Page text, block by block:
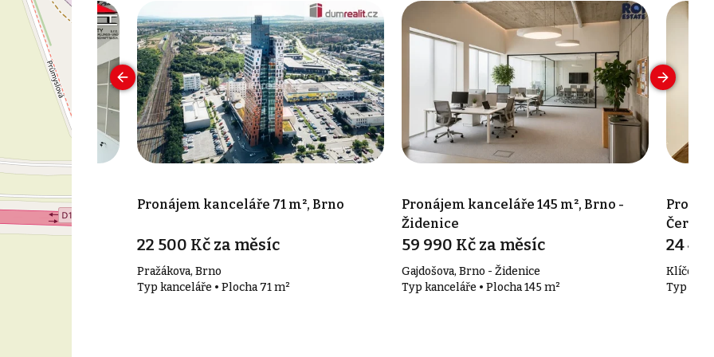
m², Brno-
Pronájem kanceláře 71 m², Brno
22 500 Kč za měsíc
Pražákova, Brno
Typ kanceláře • Plocha 71 m²
Pronájem kanceláře 145 m², Brno -
Židenice
59 990 Kč za měsíc
Gajdošova, Brno - Židenice
Typ kanceláře • Plocha 145 m²
24
Klíčova,
Typ